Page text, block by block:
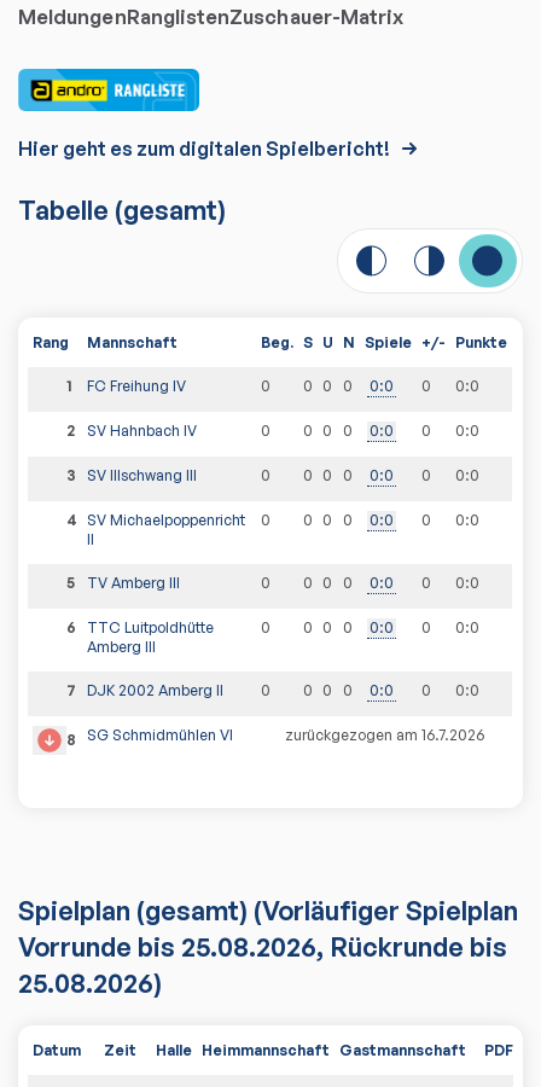
MeldungenRanglistenZuschauer-Matrix
Hier geht es zum digitalen Spielbericht!
Tabelle (gesamt)
Rang Mannschaft Beg. S U N Spiele +/- Punkte
1 FC Freihung IV 0 0 0 0 0:0 0 0:0
2 SV Hahnbach IV 0 0 0 0 0:0 0 0:0
3 SV Illschwang III 0 0 0 0 0:0 0 0:0
4
SV Michaelpoppenricht
II
0 0 0 0 0:0 0 0:0
5 TV Amberg III 0 0 0 0 0:0 0 0:0
6
TTC Luitpoldhütte
Amberg III
0 0 0 0 0:0 0 0:0
7 DJK 2002 Amberg II 0 0 0 0 0:0 0 0:0
8 SG Schmidmühlen VI zurückgezogen am 16.7.2026
Spielplan (gesamt) (Vorläufiger Spielplan
Vorrunde bis 25.08.2026, Rückrunde bis
25.08.2026)
Datum Zeit Halle Heimmannschaft Gastmannschaft PDF